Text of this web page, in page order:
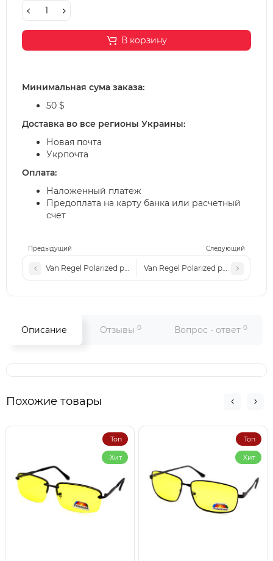
Предыдущий Следующий
Van Regel Polarized p3537 черно-серыеVan Regel Polarized p3563 черно-
В корзину
Минимальная сума заказа:
50 $
Доставка во все регионы Украины:
Новая почта
Укрпочта
Оплата:
Наложенный платеж
Предоплата на карту банка или расчетный
счет
Описание Отзывы 0 Вопрос - ответ 0
Похожие товары
Топ
Хит
Топ
Хит